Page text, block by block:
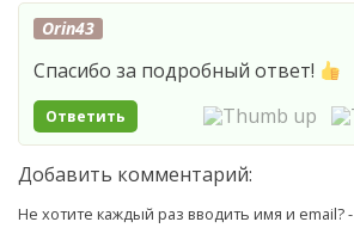
Orin43
Спасибо за подробный ответ!
Ответить
Добавить комментарий:
Не хотите каждый раз вводить имя и email? -